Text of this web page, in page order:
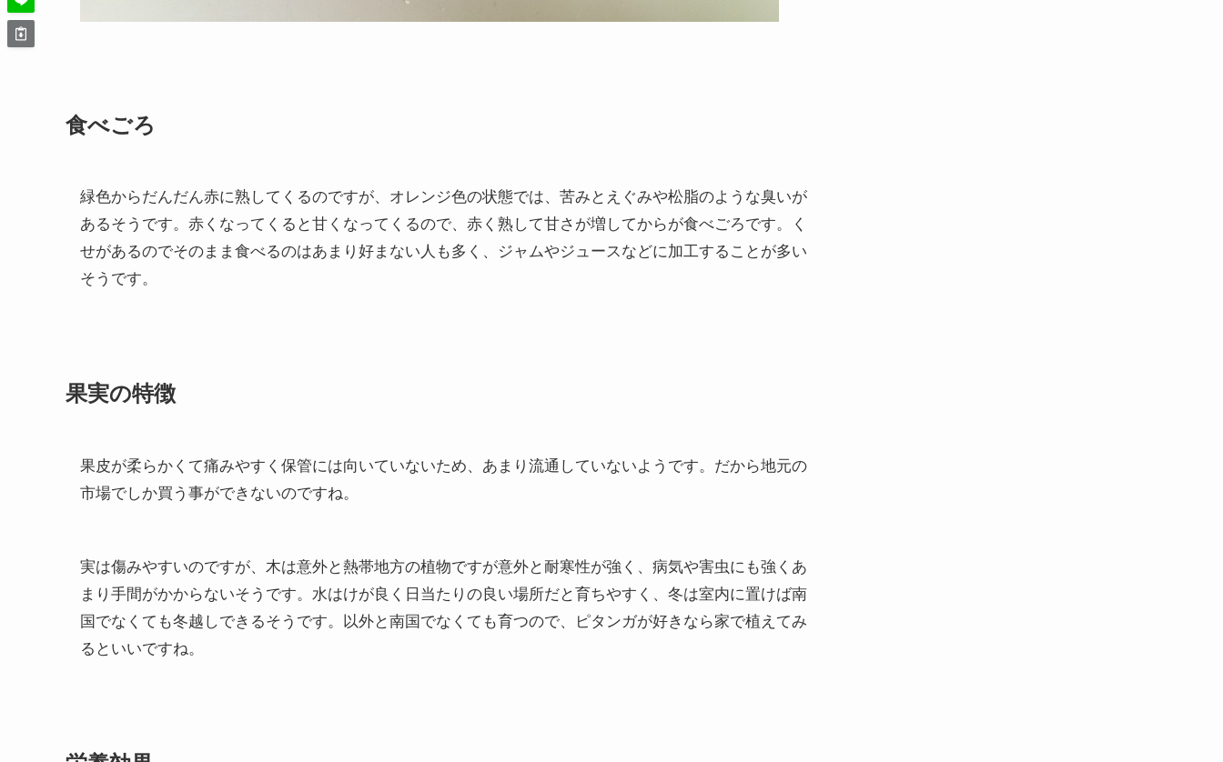
食べごろ
緑色からだんだん赤に熟してくるのですが、オレンジ色の状態では、苦みとえぐみや松脂のような臭いが
あるそうです。赤くなってくると甘くなってくるので、赤く熟して甘さが増してからが食べごろです。く
せがあるのでそのまま食べるのはあまり好まない人も多く、ジャムやジュースなどに加工することが多い
そうです。
果実の特徴
果皮が柔らかくて痛みやすく保管には向いていないため、あまり流通していないようです。だから地元の
市場でしか買う事ができないのですね。
実は傷みやすいのですが、木は意外と熱帯地方の植物ですが意外と耐寒性が強く、病気や害虫にも強くあ
まり手間がかからないそうです。水はけが良く日当たりの良い場所だと育ちやすく、冬は室内に置けば南
国でなくても冬越しできるそうです。以外と南国でなくても育つので、ピタンガが好きなら家で植えてみ
るといいですね。